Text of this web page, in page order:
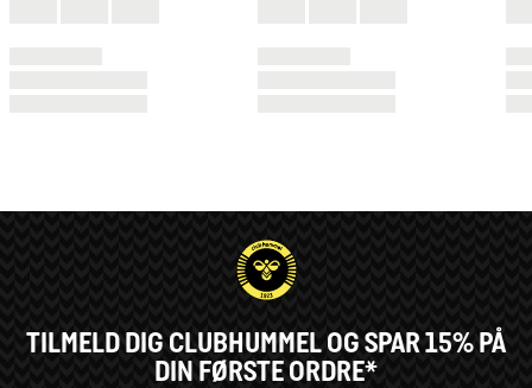
TILMELD DIG CLUBHUMMEL OG SPAR 15% PÅ
DIN FØRSTE ORDRE*